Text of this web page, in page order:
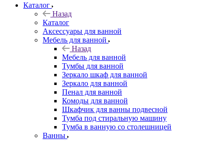
Каталог
Назад
Каталог
Аксессуары для ванной
Мебель для ванной
Назад
Мебель для ванной
Тумбы для ванной
Зеркало шкаф для ванной
Зеркало для ванной
Пенал для ванной
Комоды для ванной
Шкафчик для ванны подвесной
Тумба под стиральную машину
Тумба в ванную со столешницей
Ванны